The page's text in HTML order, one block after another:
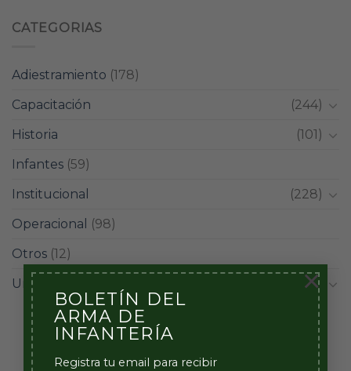
BOLETÍN DEL
ARMA DE
INFANTERÍA
Registra tu email para recibir
×
CATEGORIAS
Adiestramiento (178)
Capacitación
(244)
Historia
(101)
Infantes (59)
Institucional
(228)
Operacional
(98)
Otros (12)
Unidades
(42)